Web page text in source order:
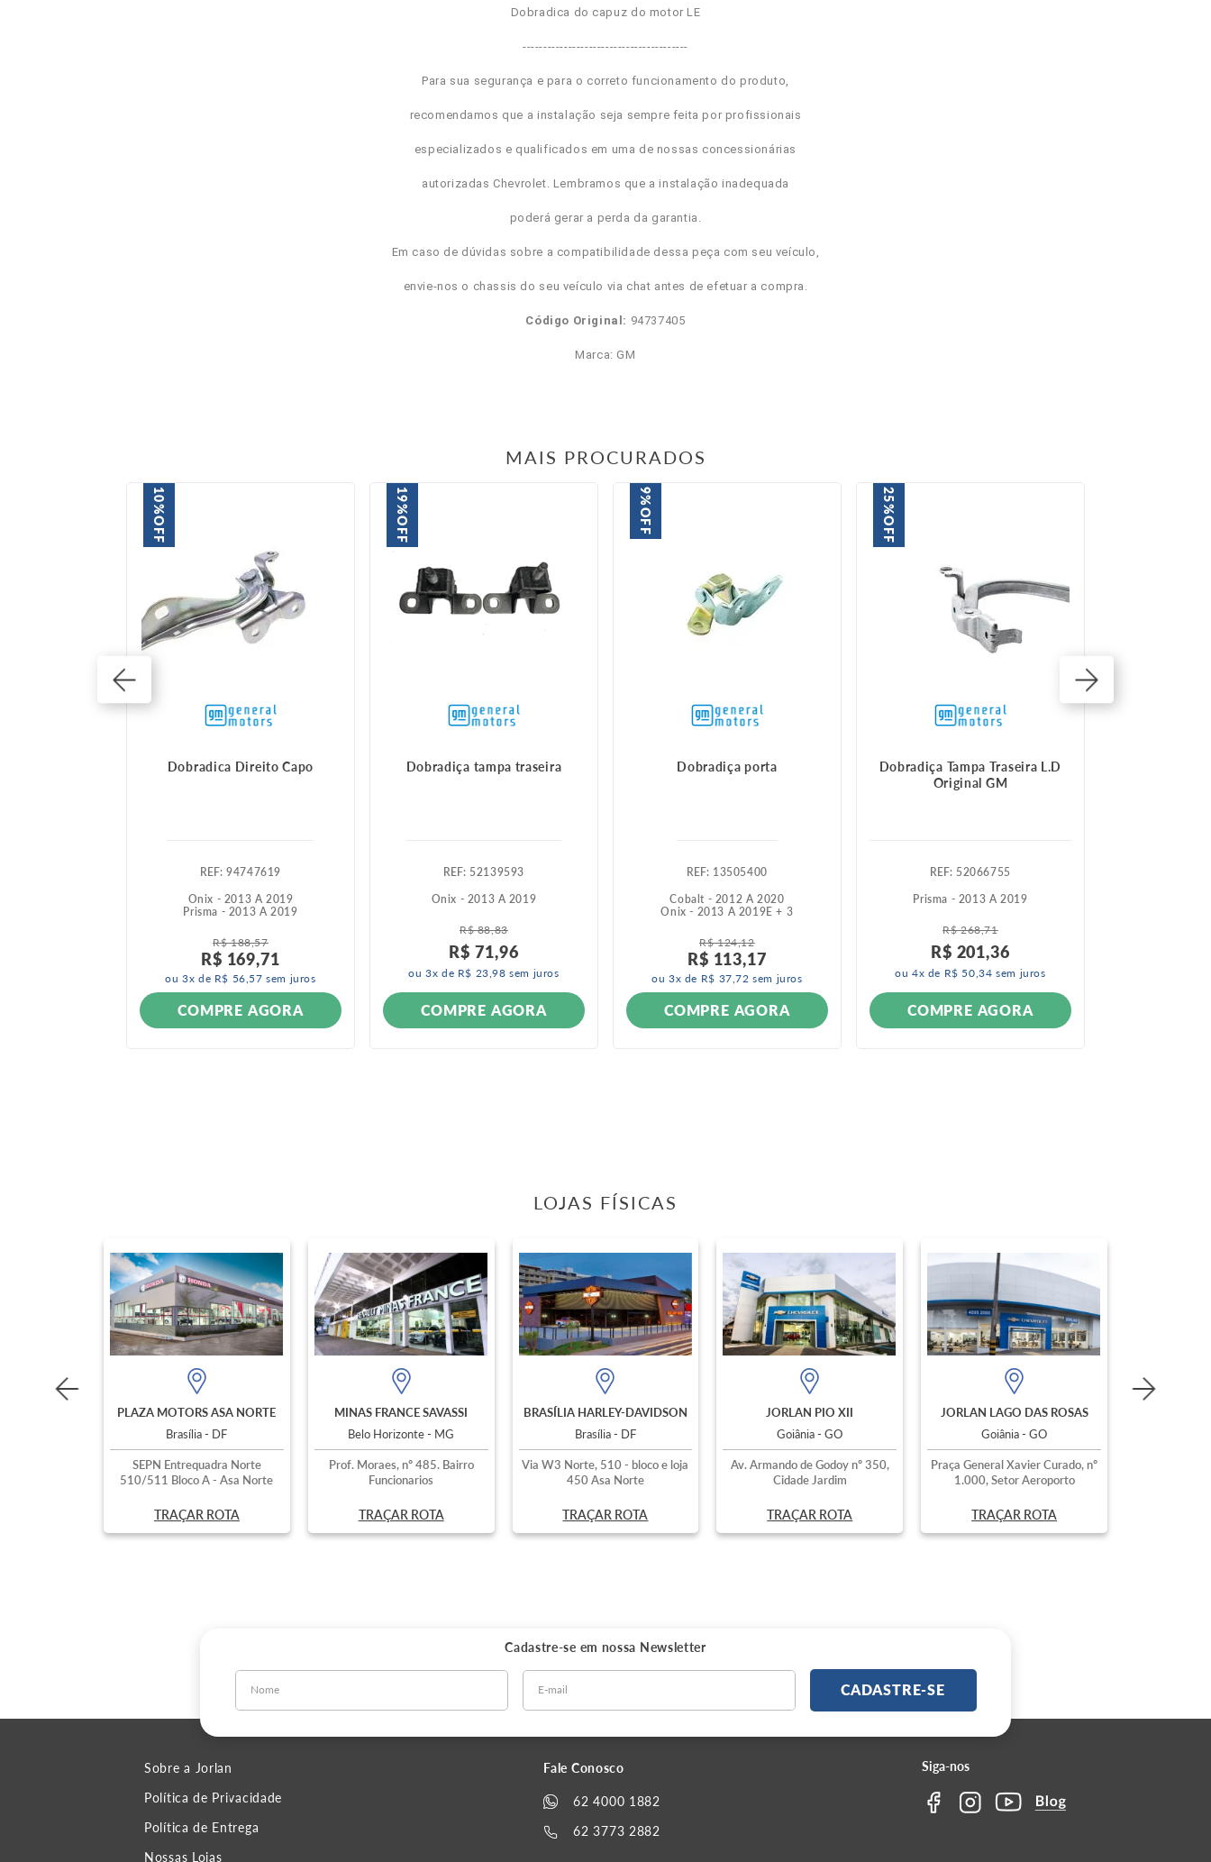
Dobradica do capuz do motor LE
----------------------------------------
Para sua segurança e para o correto funcionamento do produto,
recomendamos que a instalação seja sempre feita por profissionais
especializados e qualificados em uma de nossas concessionárias
autorizadas Chevrolet. Lembramos que a instalação inadequada
poderá gerar a perda da garantia.
Em caso de dúvidas sobre a compatibilidade dessa peça com seu veículo,
envie-nos o chassis do seu veículo via chat antes de efetuar a compra.
Código Original: 94737405
Marca: GM
MAIS PROCURADOS
10%
OFF
Dobradica Direito Capo
:94747619
Onix - 2013 A 2019
Prisma - 2013 A 2019
R$ 188,57
R$ 169,71
ou3x de R$ 56 57 sem juros
COMPRE AGORA
19%
OFF
Dobradiça tampa traseira
: 52139593
Onix - 2013 A 2019
R$ 88,83
R$ 71,96
ou3x de R$ 23 ,98 sem juros
COMPRE AGORA
9%
OFF
Dobradiça porta
: 13505400
Cobalt - 2012 A 2020
Onix - 2013 A 2019E + 3
R$ 124,12
R$ 113,17
ou3x de R$ 37 ,72 sem juros
COMPRE AGORA
25%
OFF
Dobradiça Tampa Traseira L.D
Original GM
: 52066755
Prisma - 2013 A 2019
R$ 268,71
R$ 201,36
ou4x de R$ 50 ,34 sem juros
COMPRE AGORA
LOJAS FÍSICAS
PLAZA MOTORS ASA NORTE
Brasília - DF
SEPN Entrequadra Norte
510/511 Bloco A - Asa Norte
TRAÇAR ROTA
MINAS FRANCE SAVASSI
Belo Horizonte - MG
Prof. Moraes, nº 485. Bairro
Funcionarios
TRAÇAR ROTA
BRASÍLIA HARLEY-DAVIDSON
Brasília - DF
Via W3 Norte, 510 - bloco e loja
450 Asa Norte
TRAÇAR ROTA
JORLAN PIO XII
Goiânia - GO
Av. Armando de Godoy nº 350,
Cidade Jardim
TRAÇAR ROTA
JORLAN LAGO DAS ROSAS
Goiânia - GO
Praça General Xavier Curado, nº
1.000, Setor Aeroporto
TRAÇAR ROTA
Cadastre-se em nossa Newsletter
CADASTRE-SE
Sobre a Jorlan
Política de Privacidade
Política de Entrega
Nossas Lojas
Fale Conosco
62 4000 1882
62 3773 2882
Siga-nos